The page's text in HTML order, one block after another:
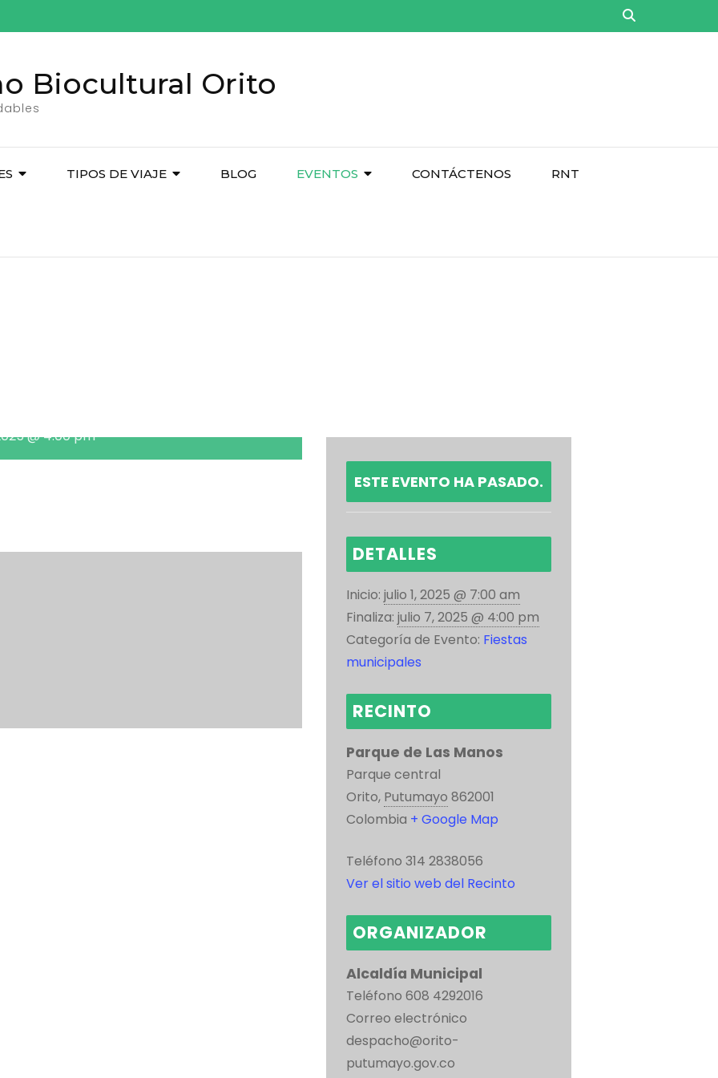
Biocultural Orito
TIPOS DE VIAJE BLOG EVENTOS CONTÁCTENOS RNT
@ 4:00 pm
ESTE EVENTO HA PASADO.
DETALLES
Inicio: julio 1, 2025 @ 7:00 am
Finaliza: julio 7, 2025 @ 4:00 pm
Categoría de Evento: Fiestas
municipales
RECINTO
Parque de Las Manos
Parque central
Orito, Putumayo 862001
Colombia + Google Map
Teléfono 314 2838056
Ver el sitio web del Recinto
ORGANIZADOR
Alcaldía Municipal
Teléfono 608 4292016
Correo electrónico
despacho@orito-
putumayo.gov.co